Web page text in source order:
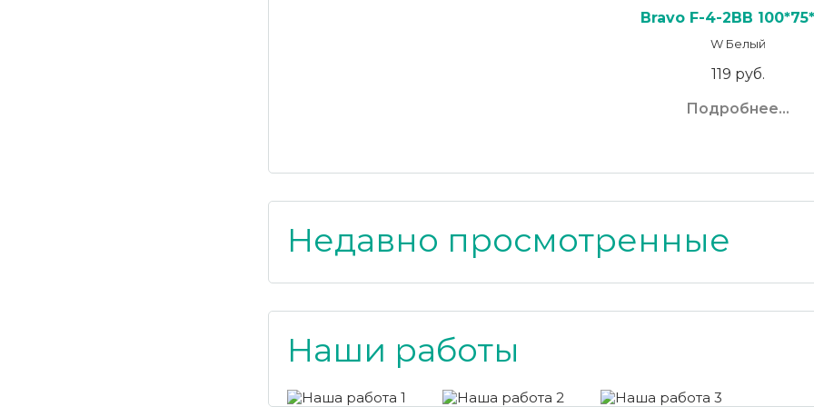
Bravo F-4-2BB
W Белый
119 руб.
Подробнее...
Недавно просмотренные
Наши работы